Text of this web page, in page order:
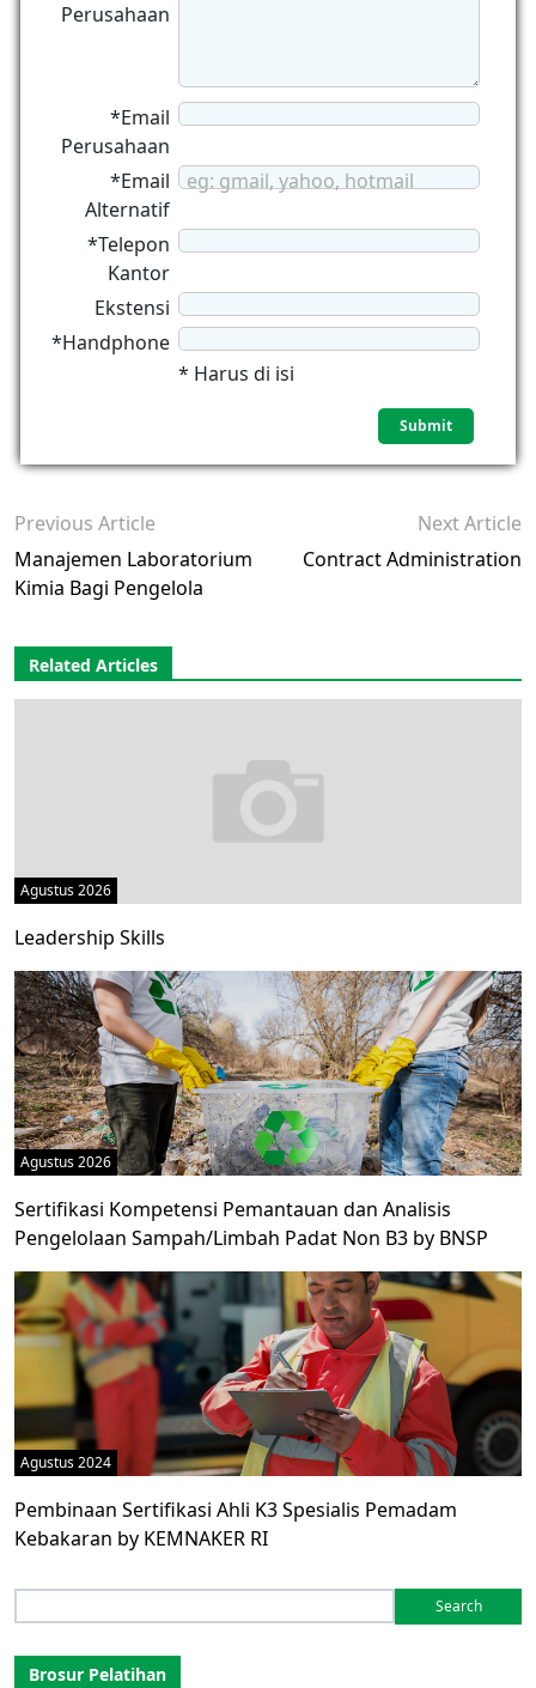
Perusahaan
*Email
Perusahaan
*Email
Alternatif
eg: gmail, yahoo, hotmail
*Telepon
Kantor
Ekstensi
*Handphone
* Harus di isi
Previous Article
Manajemen Laboratorium
Kimia Bagi Pengelola
Next Article
Contract Administration
Related Articles
Agustus 2026
Leadership Skills
Agustus 2026
Sertifikasi Kompetensi Pemantauan dan Analisis
Pengelolaan Sampah/Limbah Padat Non B3 by BNSP
Agustus 2024
Pembinaan Sertifikasi Ahli K3 Spesialis Pemadam
Kebakaran by KEMNAKER RI
for:
Brosur Pelatihan